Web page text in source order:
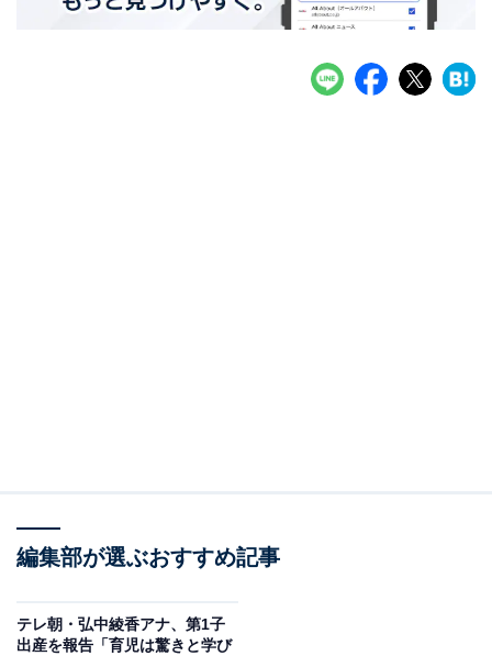
編集部が選ぶおすすめ記事
テレ朝・弘中綾香アナ、第1子
出産を報告「育児は驚きと学び